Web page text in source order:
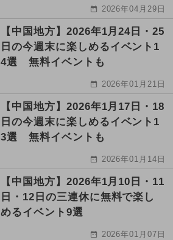
2026年04月29日
【中国地方】2026年1月24日・25
日の今週末に楽しめるイベント1
4選 無料イベントも
2026年01月21日
【中国地方】2026年1月17日・18
日の今週末に楽しめるイベント1
3選 無料イベントも
2026年01月14日
【中国地方】2026年1月10日・11
日・12日の三連休に無料で楽し
めるイベント9選
2026年01月07日